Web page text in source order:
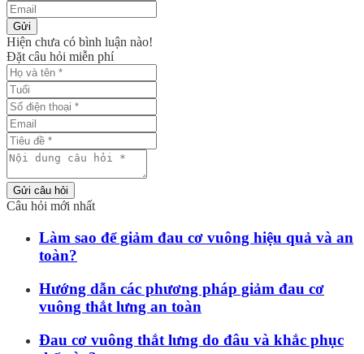
Gửi
Hiện chưa có bình luận nào!
Đặt câu hỏi miễn phí
Gửi câu hỏi
Câu hỏi mới nhất
Làm sao để giảm đau cơ vuông hiệu quả và an
toàn?
Hướng dẫn các phương pháp giảm đau cơ
vuông thắt lưng an toàn
Đau cơ vuông thắt lưng do đâu và khắc phục